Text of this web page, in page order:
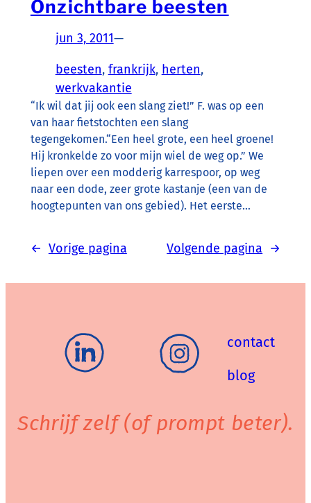
Onzichtbare beesten
jun 3, 2011—
beesten, frankrijk, herten ,
werkvakantie
“Ik wil dat jij ook een slang ziet!” F. was op een
van haar fietstochten een slang
tegengekomen.“Een heel grote, een heel groene!
Hij kronkelde zo voor mijn wiel de weg op.” We
liepen over een modderig karrespoor, op weg
naar een dode, zeer grote kastanje (een van de
hoogtepunten van ons gebied). Het eerste…
← Vorige pagina Volgende pagina →
contact
blog
Schrijf zelf (of prompt beter).